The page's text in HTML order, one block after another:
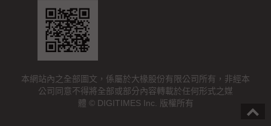
本網站內之全部圖文，係屬於大椽股份有限公司所有，非經本
公司同意不得將全部或部分內容轉載於任何形式之媒
體 © DIGITIMES Inc. 版權所有